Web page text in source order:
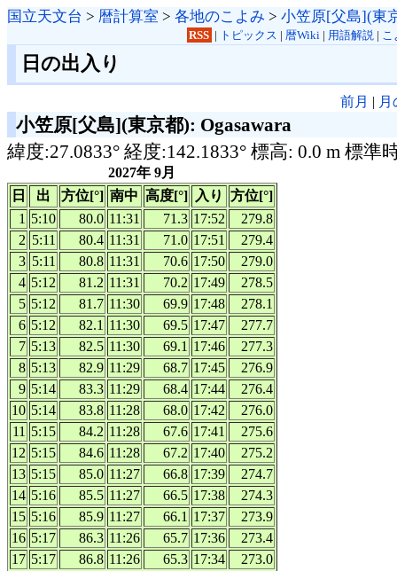
国立天文台 > 暦計算室 > 各地のこよみ > 小笠原[父島](東
RSS | トピックス | 暦Wiki| 用語解説| こ
日の出入り
前月 |
小笠原[父島](東京都): Ogasawara
緯度:27.0833° 経度:142.1833° 標高: 0.0 m 標準
2027年 9月
日
出 方位[°] 南中 高度[°] 入り
方位[°]
1 5:10 80.0 11:31 71.3 17:52
279.8
2 5:11 80.4 11:31 71.0 17:51
279.4
3 5:11 80.8 11:31 70.6 17:50
279.0
4 5:12 81.2 11:31 70.2 17:49
278.5
5 5:12 81.7 11:30 69.9 17:48
278.1
6 5:12 82.1 11:30 69.5 17:47
277.7
7 5:13 82.5 11:30 69.1 17:46
277.3
8 5:13 82.9 11:29 68.7 17:45
276.9
9 5:14 83.3 11:29 68.4 17:44
276.4
10 5:14 83.8 11:28 68.0 17:42
276.0
11 5:15 84.2 11:28 67.6 17:41
275.6
12 5:15 84.6 11:28 67.2 17:40
275.2
13 5:15 85.0 11:27 66.8 17:39
274.7
14 5:16 85.5 11:27 66.5 17:38
274.3
15 5:16 85.9 11:27 66.1 17:37
273.9
16 5:17 86.3 11:26 65.7 17:36
273.4
17 5:17 86.8 11:26 65.3 17:34
273.0